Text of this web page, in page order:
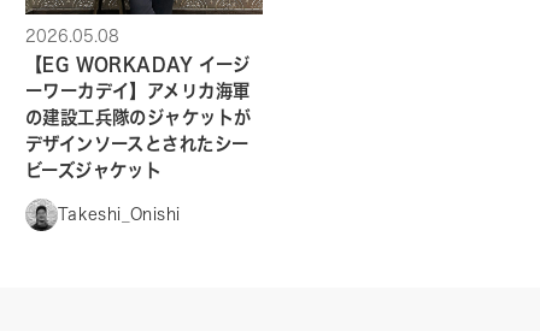
2026.05.08
【EG WORKADAY イージ
ーワーカデイ】アメリカ海軍
の建設工兵隊のジャケットが
デザインソースとされたシー
ビーズジャケット
Takeshi_Onishi